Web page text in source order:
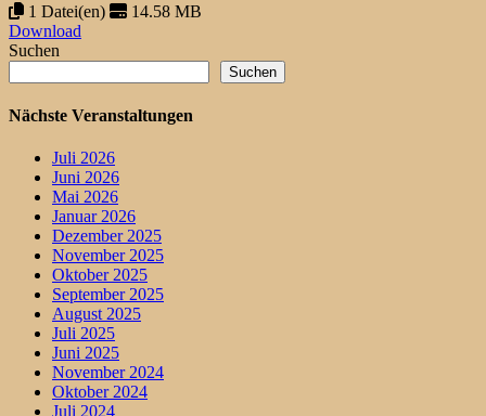
1 Datei(en)
14.58 MB
Download
Suchen
Suchen
Nächste Veranstaltungen
Juli 2026
Juni 2026
Mai 2026
Januar 2026
Dezember 2025
November 2025
Oktober 2025
September 2025
August 2025
Juli 2025
Juni 2025
November 2024
Oktober 2024
Juli 2024